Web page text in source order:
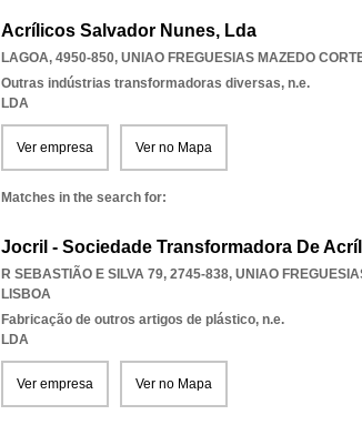
Acrílicos Salvador Nunes, Lda
LAGOA, 4950-850, UNIAO FREGUESIAS MAZEDO
Outras indústrias transformadoras diversas, n.e.
LDA
Ver empresa Ver no Mapa
Matches in the search for:
Jocril - Sociedade Transformadora De
R SEBASTIÃO E SILVA 79, 2745-838, UNIAO
LISBOA
Fabricação de outros artigos de plástico, n.e.
LDA
Ver empresa Ver no Mapa